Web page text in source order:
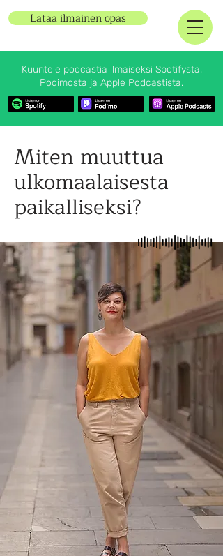
Lataa ilmainen opas
Kuuntele podcastia ilmaiseksi Spotifysta,
Podimosta ja Apple Podcastista.
Miten muuttua
ulkomaalaisesta
paikalliseksi?